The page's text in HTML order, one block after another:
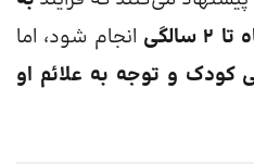
انجام شود، اما
کودک و توجه به علائم او